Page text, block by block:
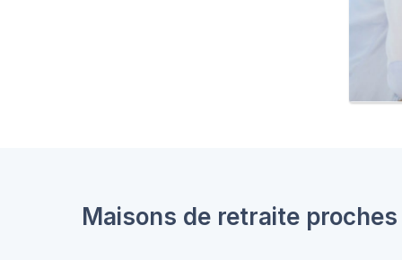
Maisons de retraite